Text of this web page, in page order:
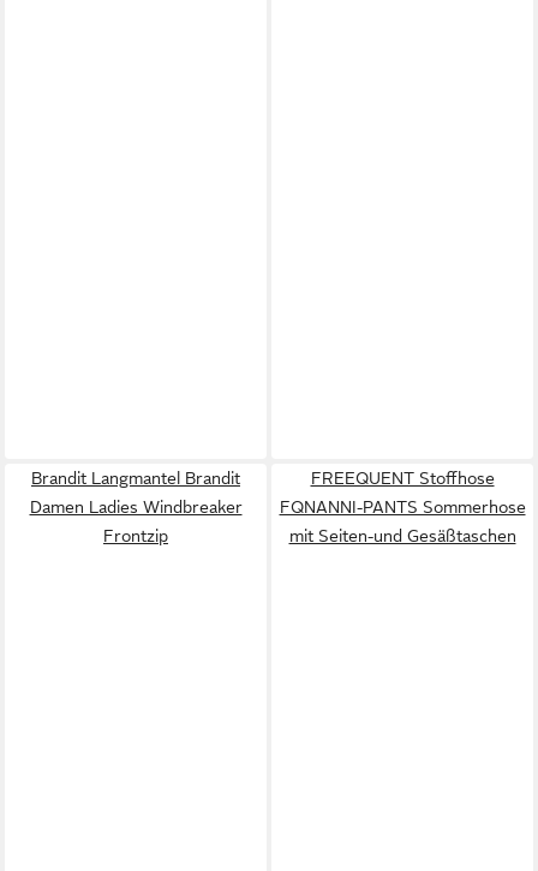
Brandit Langmantel Brandit
Damen Ladies Windbreaker
Frontzip
FREEQUENT Stoffhose
FQNANNI-PANTS Sommerhose
mit Seiten-und Gesäßtaschen